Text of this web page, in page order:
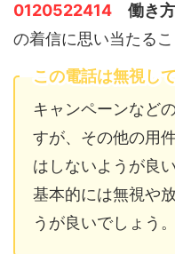
0120522414 働き
の着信に思い当たる
この電話は無視し
キャンペーンなど
すが、その他の用
はしないようが良
基本的には無視や
うが良いでしょう。